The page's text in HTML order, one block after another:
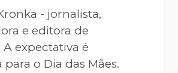
- jornalista,
e editora de
expectativa é
o Dia das Mães.